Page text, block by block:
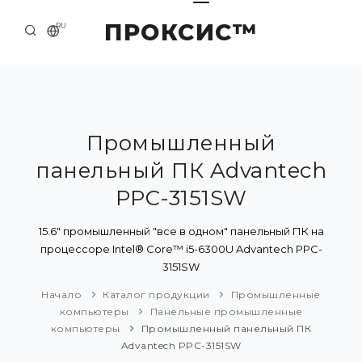
ПРОКСИС™
RU
О КОМПАНИИ
ПРИМЕРЫ И РЕШЕНИЯ
КАТАЛОГ ПРОДУКЦИИ
ПРЕСС-ЦЕНТР
Промышленный
панельный ПК Advantech
PPC-3151SW
15.6" промышленный "все в одном" панельный ПК на
процессоре Intel® Core™ i5-6300U Advantech PPC-
3151SW
Начало Каталог продукции
Промышленные
компьютеры
Панельные промышленные
компьютеры
Промышленный панельный ПК
Advantech PPC-3151SW